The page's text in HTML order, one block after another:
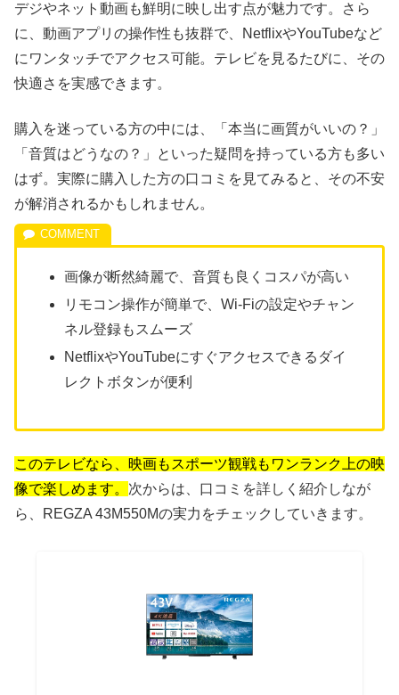
デジやネット動画も鮮明に映し出す点が魅力です。さら
に、動画アプリの操作性も抜群で、NetflixやYouTubeなど
にワンタッチでアクセス可能。テレビを見るたびに、その
快適さを実感できます。
購入を迷っている方の中には、「本当に画質がいいの？」
「音質はどうなの？」といった疑問を持っている方も多い
はず。実際に購入した方の口コミを見てみると、その不安
が解消されるかもしれません。
画像が断然綺麗で、音質も良くコスパが高い
リモコン操作が簡単で、Wi-Fiの設定やチャン
ネル登録もスムーズ
NetflixやYouTubeにすぐアクセスできるダイ
レクトボタンが便利
このテレビなら、映画もスポーツ観戦もワンランク上の映
像で楽しめます。 次からは、口コミを詳しく紹介しなが
ら、REGZA 43M550Mの実力をチェックしていきます。